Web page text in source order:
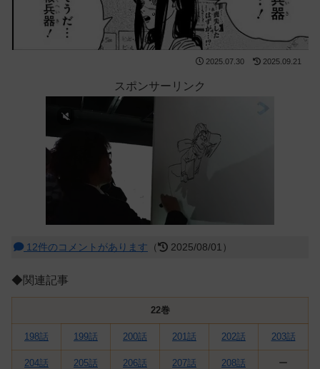
2025.07.30 2025.09.21
スポンサーリンク
12件のコメントがあります （ 2025/08/01）
◆関連記事
22巻
198話 199話 200話 201話 202話 203話
204話 205話 206話 207話 208話 ー